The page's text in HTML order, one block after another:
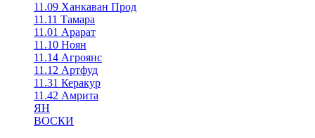
11.09 Ханкаван Прод
11.11 Тамара
11.01 Арарат
11.10 Ноян
11.14 Агроянс
11.12 Артфуд
11.31 Керакур
11.42 Амрита
ЯН
ВОСКИ